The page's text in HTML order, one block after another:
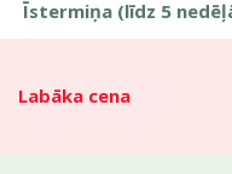
Īstermiņa (līdz 5
Labāka cena